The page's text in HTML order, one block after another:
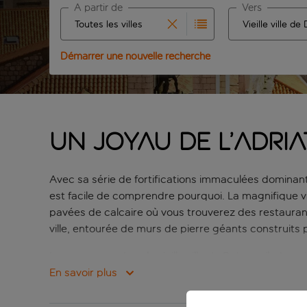
Commencez à taper pour la saisie
À partir de
Commencez
Vers
Démarrer une nouvelle recherche
Un joyau de
Avec sa série de fortifications immaculées
est facile de comprendre pourquoi. La magnifique
pavées de calcaire où vous trouverez des
ville, entourée de murs de pierre géants construits
excellent moyen de se repérer. À l’intérieur, il y a
rouge de King’s Landing dans Game of Thrones.
En savoir plus